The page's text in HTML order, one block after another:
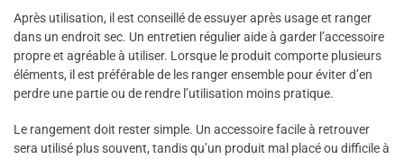
Après utilisation, il est conseillé de essuyer après usage et ranger
dans un endroit sec. Un entretien régulier aide à garder l’accessoire
propre et agréable à utiliser. Lorsque le produit comporte plusieurs
éléments, il est préférable de les ranger ensemble pour éviter d’en
perdre une partie ou de rendre l’utilisation moins pratique.
Le rangement doit rester simple. Un accessoire facile à retrouver
sera utilisé plus souvent, tandis qu’un produit mal placé ou difficile à